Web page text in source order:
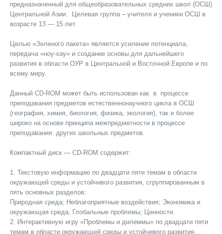
предназначенный для общеобразовательных средних школ (ОСШ)
Центральной Азии. Целевая группа – учителя и ученики ОСШ в
возрасте 13 — 15 лет.
Целью «Зеленого пакета» является усиление потенциала,
передача «ноу-хау» и создание основы для дальнейшего
развития в области ОУР в Центральной и Восточной Европе и по
всему миру.
Данный CD-ROM может быть использован как в процессе
преподавания предметов естественнонаучного цикла в ОСШ
(география, химия, биология, физика, экология), так и более
широко на основе принципа межпредметности в процессе
преподавания других школьных предметов.
Компактный диск — CD-ROM содержит:
1. Текстовую информацию по двадцати пяти темам в области
окружающей среды и устойчивого развития, сгруппированным в
пять основных разделов:
Природная среда; Неблагоприятные воздействия; Экономика и
окружающая среда; Глобальные проблемы; Ценности.
2. Интерактивную игру «Проблемы и дилеммы» по двадцати пяти
темам в области окружающей среды и устойчивого развития.